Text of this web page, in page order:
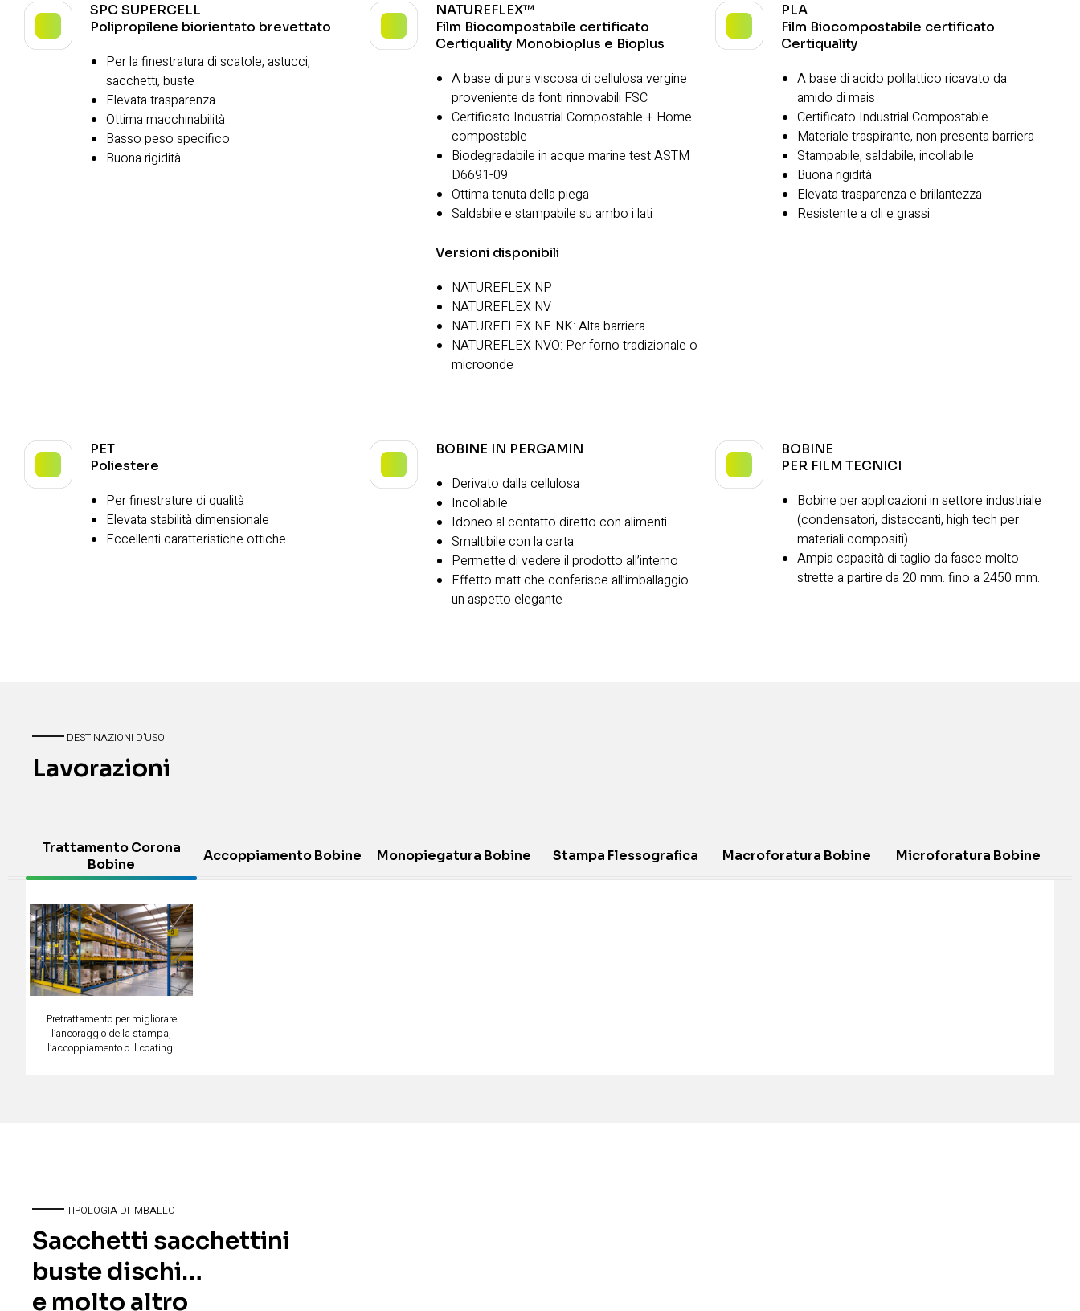
SPC SUPERCELL
Polipropilene biorientato brevettato
Per la finestratura di scatole, astucci,
sacchetti, buste
Elevata trasparenza
Ottima macchinabilità
Basso peso specifico
Buona rigidità
NATUREFLEX™
Film Biocompostabile certificato
Certiquality Monobioplus e Bioplus
A base di pura viscosa di cellulosa vergine
proveniente da fonti rinnovabili FSC
Certificato Industrial Compostable + Home
compostable
Biodegradabile in acque marine test ASTM
D6691-09
Ottima tenuta della piega
Saldabile e stampabile su ambo i lati
Versioni disponibili
NATUREFLEX NP
NATUREFLEX NV
NATUREFLEX NE-NK: Alta barriera.
NATUREFLEX NVO: Per forno tradizionale o
microonde
PLA
Film Biocompostabile certificato
Certiquality
A base di acido polilattico ricavato da
amido di mais
Certificato Industrial Compostable
Materiale traspirante, non presenta barriera
Stampabile, saldabile, incollabile
Buona rigidità
Elevata trasparenza e brillantezza
Resistente a oli e grassi
PET
Poliestere
Per finestrature di qualità
Elevata stabilità dimensionale
Eccellenti caratteristiche ottiche
BOBINE IN PERGAMIN
Derivato dalla cellulosa
Incollabile
Idoneo al contatto diretto con alimenti
Smaltibile con la carta
Permette di vedere il prodotto all’interno
Effetto matt che conferisce all’imballaggio
un aspetto elegante
BOBINE
PER FILM TECNICI
Bobine per applicazioni in settore industriale
(condensatori, distaccanti, high tech per
materiali compositi)
Ampia capacità di taglio da fasce molto
strette a partire da 20 mm. fino a 2450 mm.
DESTINAZIONI D’USO
Lavorazioni
Trattamento Corona
Bobine
Accoppiamento Bobine Monopiegatura Bobine Stampa Flessografica Macroforatura Bobine Microforatura Bobine
Pretrattamento per migliorare
l’ancoraggio della stampa,
l’accoppiamento o il coating.
TIPOLOGIA DI IMBALLO
Sacchetti sacchettini
buste dischi…
e molto altro